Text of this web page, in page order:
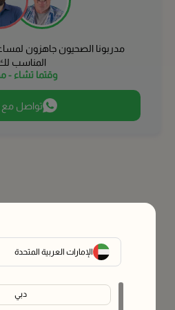
الإمارات العربية المتحدة
دبي
مدربونا الصحيون جاهزون
المناسب
وقتما تشاء -
تواصل مع